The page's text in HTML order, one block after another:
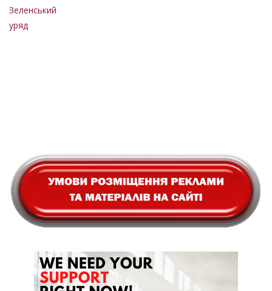
Зеленський
уряд